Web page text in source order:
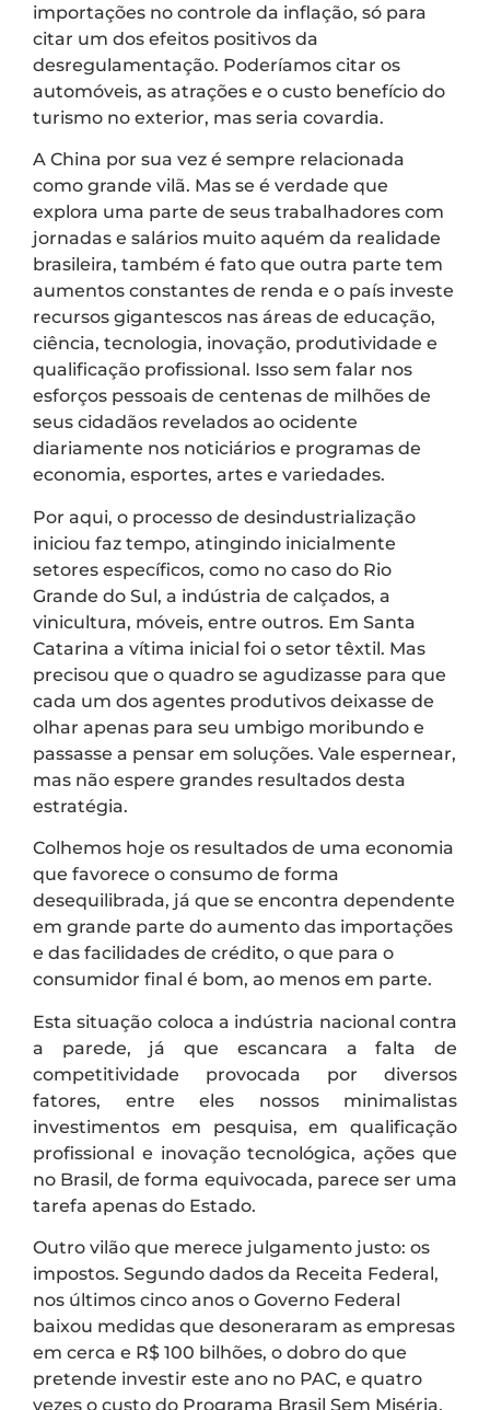
importações no controle da inflação, só para
citar um dos efeitos positivos da
desregulamentação. Poderíamos citar os
automóveis, as atrações e o custo benefício do
turismo no exterior, mas seria covardia.
A China por sua vez é sempre relacionada
como grande vilã. Mas se é verdade que
explora uma parte de seus trabalhadores com
jornadas e salários muito aquém da realidade
brasileira, também é fato que outra parte tem
aumentos constantes de renda e o país investe
recursos gigantescos nas áreas de educação,
ciência, tecnologia, inovação, produtividade e
qualificação profissional. Isso sem falar nos
esforços pessoais de centenas de milhões de
seus cidadãos revelados ao ocidente
diariamente nos noticiários e programas de
economia, esportes, artes e variedades.
Por aqui, o processo de desindustrialização
iniciou faz tempo, atingindo inicialmente
setores específicos, como no caso do Rio
Grande do Sul, a indústria de calçados, a
vinicultura, móveis, entre outros. Em Santa
Catarina a vítima inicial foi o setor têxtil. Mas
precisou que o quadro se agudizasse para que
cada um dos agentes produtivos deixasse de
olhar apenas para seu umbigo moribundo e
passasse a pensar em soluções. Vale espernear,
mas não espere grandes resultados desta
estratégia.
Colhemos hoje os resultados de uma economia
que favorece o consumo de forma
desequilibrada, já que se encontra dependente
em grande parte do aumento das importações
e das facilidades de crédito, o que para o
consumidor final é bom, ao menos em parte.
Esta situação coloca a indústria nacional contra
a parede, já que escancara a falta de
competitividade provocada por diversos
fatores, entre eles nossos minimalistas
investimentos em pesquisa, em qualificação
profissional e inovação tecnológica, ações que
no Brasil, de forma equivocada, parece ser uma
tarefa apenas do Estado.
Outro vilão que merece julgamento justo: os
impostos. Segundo dados da Receita Federal,
nos últimos cinco anos o Governo Federal
baixou medidas que desoneraram as empresas
em cerca e R$ 100 bilhões, o dobro do que
pretende investir este ano no PAC, e quatro
vezes o custo do Programa Brasil Sem Miséria.